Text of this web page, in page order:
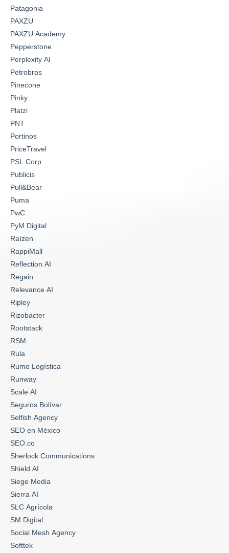
Patagonia
PAXZU
PAXZU Academy
Pepperstone
Perplexity AI
Petrobras
Pinecone
Pinky
Platzi
PNT
Portinos
PriceTravel
PSL Corp
Publicis
Pull&Bear
Puma
PwC
PyM Digital
Raízen
RappiMall
Reflection AI
Regain
Relevance AI
Ripley
Rizobacter
Rootstack
RSM
Rula
Rumo Logística
Runway
Scale AI
Seguros Bolívar
Selfish Agency
SEO en México
SEO.co
Sherlock Communications
Shield AI
Siege Media
Sierra AI
SLC Agrícola
SM Digital
Social Mesh Agency
Softtek